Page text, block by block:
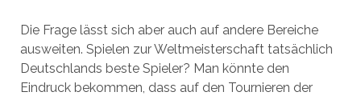
Die Frage lässt sich aber auch auf andere Bereiche
ausweiten. Spielen zur Weltmeisterschaft tatsächlich
Deutschlands beste Spieler? Man könnte den
Eindruck bekommen, dass auf den Tournieren der